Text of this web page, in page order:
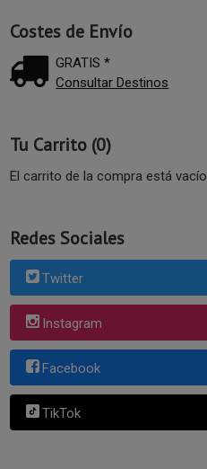
Costes de Envío
GRATIS *
Consultar Destinos
Tu Carrito (0)
El carrito de la compra está vacío
Redes Sociales
Twitter
Instagram
Facebook
TikTok